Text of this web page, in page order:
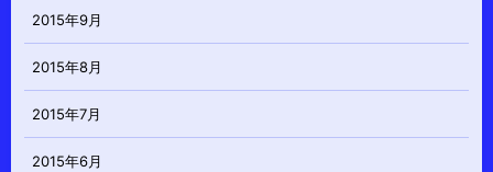
2015年9月
2015年8月
2015年7月
2015年6月